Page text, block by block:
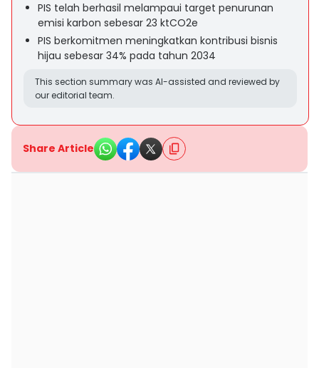
PIS telah berhasil melampaui target penurunan
emisi karbon sebesar 23 ktCO2e
PIS berkomitmen meningkatkan kontribusi bisnis
hijau sebesar 34% pada tahun 2034
This section summary was AI-assisted and reviewed by
our editorial team.
Share Article